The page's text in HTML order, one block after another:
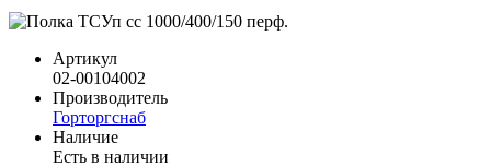
Артикул
02-00104002
Производитель
Горторгснаб
Наличие
Есть в наличии